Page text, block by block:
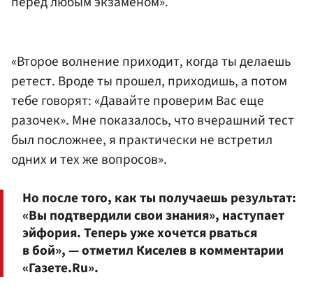
«Второе волнение приходит, когда ты делаешь
ретест. Вроде ты прошел, приходишь, а потом
тебе говорят: «Давайте проверим Вас еще
разочек». Мне показалось, что вчерашний тест
был посложнее, я практически не встретил
одних и тех же вопросов».
Но после того, как ты получаешь результат:
«Вы подтвердили свои знания», наступает
эйфория. Теперь уже хочется рваться
в бой», — отметил Киселев в комментарии
«Газете.Ru».